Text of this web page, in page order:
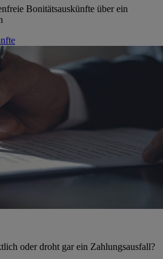
Bonitätsauskünfte über ein
oder droht gar ein Zahlungsausfall?